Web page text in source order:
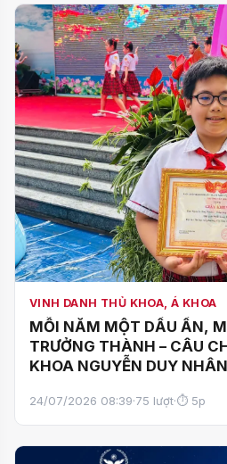
VINH DANH THỦ KHOA, Á KHOA
MỖI NĂM MỘT DẤU ẤN,
TRƯỞNG THÀNH – CÂU
KHOA NGUYỄN DUY NHÂN
24/07/2026 08:39·75 lượt·⏱ 5p